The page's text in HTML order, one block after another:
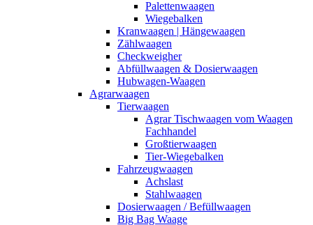
Palettenwaagen
Wiegebalken
Kranwaagen | Hängewaagen
Zählwaagen
Checkweigher
Abfüllwaagen & Dosierwaagen
Hubwagen-Waagen
Agrarwaagen
Tierwaagen
Agrar Tischwaagen vom Waagen
Fachhandel
Großtierwaagen
Tier-Wiegebalken
Fahrzeugwaagen
Achslast
Stahlwaagen
Dosierwaagen / Befüllwaagen
Big Bag Waage